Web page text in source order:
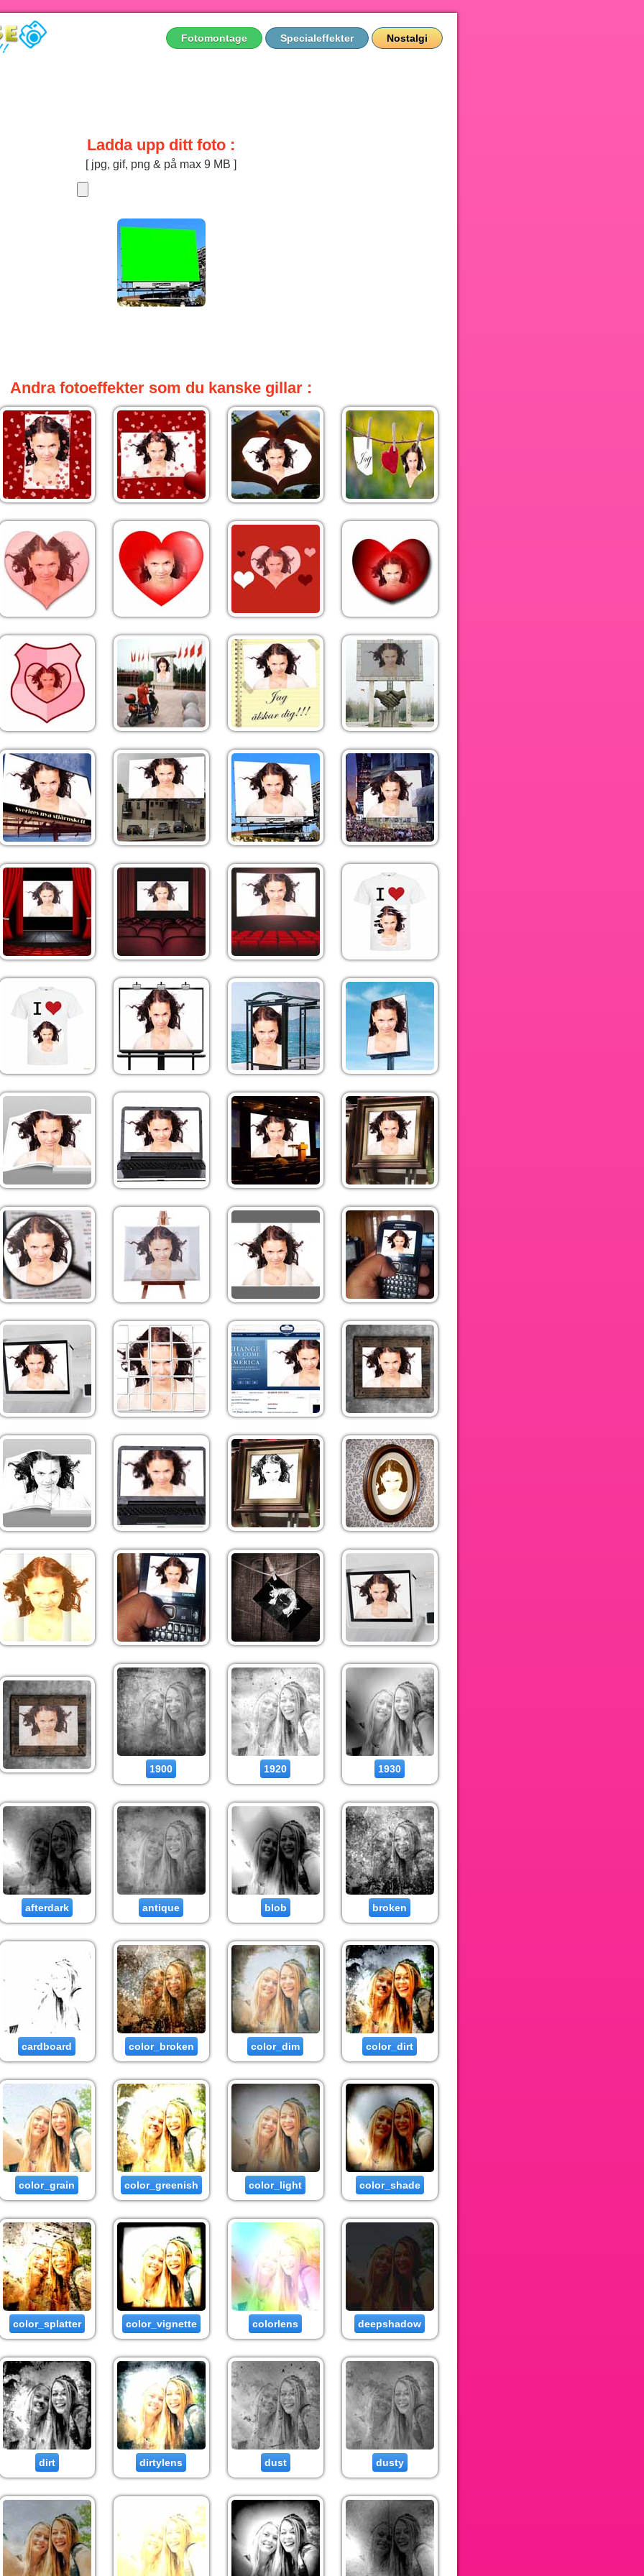
Fotomontage Specialeffekter Nostalgi
Ladda upp ditt foto :
[ jpg, gif, png & på max 9 MB ]
Andra fotoeffekter som du kanske gillar :
1900 1920 1930
afterdark antique blob broken
cardboard color_broken color_dim color_dirt
color_grain color_greenish color_light color_shade
color_splatter color_vignette colorlens deepshadow
dirt dirtylens dust dusty